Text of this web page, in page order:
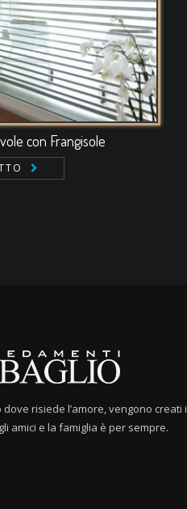
con Frangisole
dove risiede l’amore, vengono creati i
amici e la famiglia è per sempre.